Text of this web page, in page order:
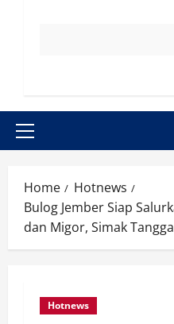
Primary
Home
Hotnews
Bulog Jember Siap
dan Migor, Simak
Hotnews